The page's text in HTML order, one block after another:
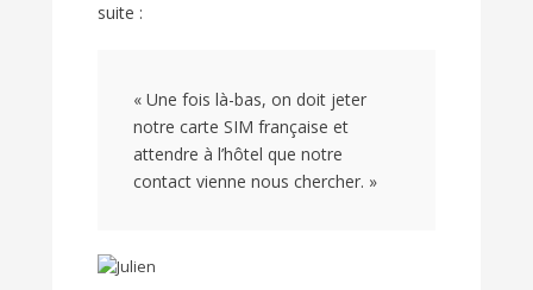
suite :
« Une fois là-bas, on doit jeter
notre carte SIM française et
attendre à l’hôtel que notre
contact vienne nous chercher. »